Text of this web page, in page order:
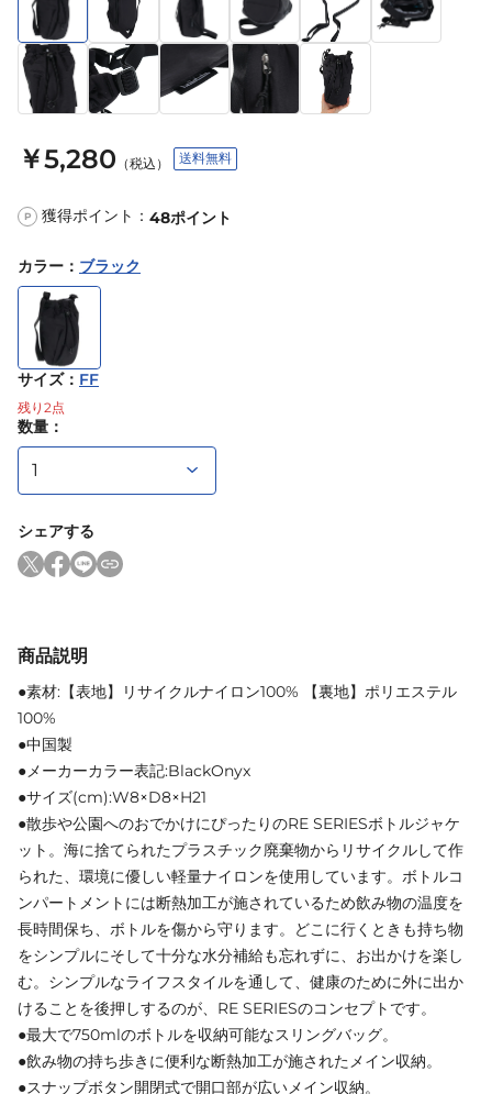
￥5,280 （税込） 送料無料
P 獲得ポイント： 48ポイント
カラー ： ブラック
サイズ： FF
残り 2 点
数量：
シェアする
商品説明
●素材:【表地】リサイクルナイロン100% 【裏地】ポリエステル
100%
●中国製
●メーカーカラー表記:BlackOnyx
●サイズ(cm):W8×D8×H21
●散歩や公園へのおでかけにぴったりのRE SERIESボトルジャケ
ット。海に捨てられたプラスチック廃棄物からリサイクルして作
られた、環境に優しい軽量ナイロンを使用しています。ボトルコ
ンパートメントには断熱加工が施されているため飲み物の温度を
長時間保ち、ボトルを傷から守ります。どこに行くときも持ち物
をシンプルにそして十分な水分補給も忘れずに、お出かけを楽し
む。シンプルなライフスタイルを通して、健康のために外に出か
けることを後押しするのが、RE SERIESのコンセプトです。
●最大で750mlのボトルを収納可能なスリングバッグ。
●飲み物の持ち歩きに便利な断熱加工が施されたメイン収納。
●スナップボタン開閉式で開口部が広いメイン収納。